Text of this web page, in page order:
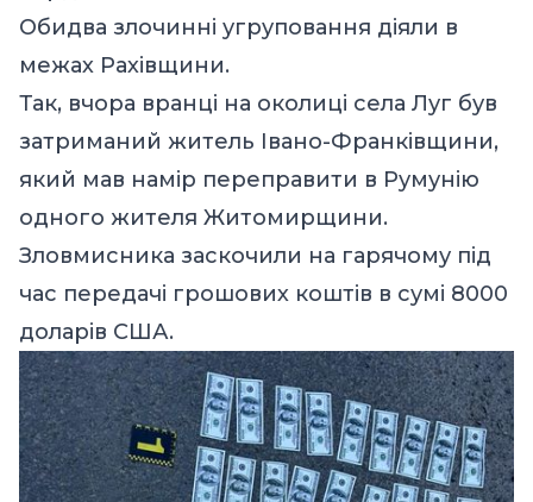
Обидва злочинні угруповання діяли в
межах Рахівщини.
Так, вчора вранці на околиці села Луг був
затриманий житель Івано-Франківщини,
який мав намір переправити в Румунію
одного жителя Житомирщини.
Зловмисника заскочили на гарячому під
час передачі грошових коштів в сумі 8000
доларів США.